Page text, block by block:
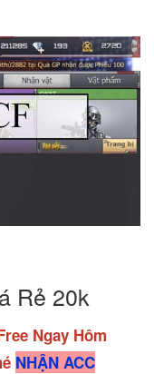
Rẻ 20k
Ngay Hôm
NHẬN ACC